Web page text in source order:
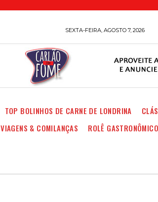
SEXTA-FEIRA, AGOSTO 7, 2026
TOP BOLINHOS DE CARNE DE LONDRINA
VIAGENS & COMILANÇAS ROLÊ